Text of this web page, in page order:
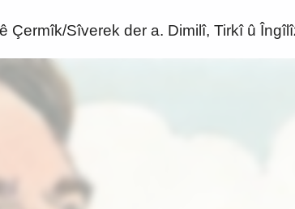
Sîverek der a. Dimilî, Tirkî û